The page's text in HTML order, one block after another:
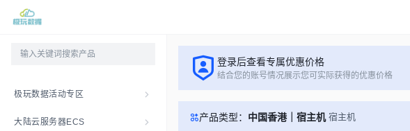
极玩数据活动专区
大陆云服务器ECS
登录后查看专属优惠价格
结合您的账号情况展示您可实际获得的优惠价格
产品类型： 中国香港｜宿主机 宿主机